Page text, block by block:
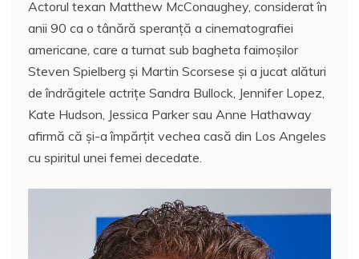
c
e
b
o
o
k
itt
er
ai
l
er
e
st
at
s
A
p
p
rt
aj
e
a
z
ă
Actorul texan Matthew McConaughey, considerat în
anii 90 ca o tânără speranţă a cinematografiei
americane, care a turnat sub bagheta faimoşilor
Steven Spielberg şi Martin Scorsese şi a jucat alături
de îndrăgitele actriţe Sandra Bullock, Jennifer Lopez,
Kate Hudson, Jessica Parker sau Anne Hathaway
afirmă că şi-a împărţit vechea casă din Los Angeles
cu spiritul unei femei decedate.